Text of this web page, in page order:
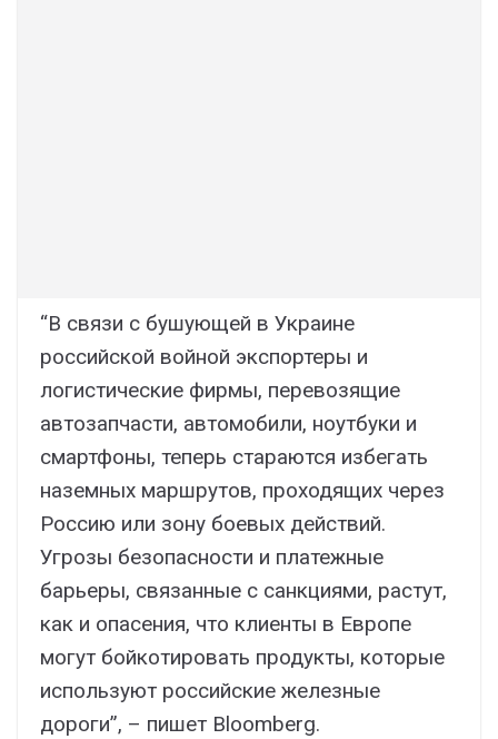
“В связи с бушующей в Украине
российской войной экспортеры и
логистические фирмы, перевозящие
автозапчасти, автомобили, ноутбуки и
смартфоны, теперь стараются избегать
наземных маршрутов, проходящих через
Россию или зону боевых действий.
Угрозы безопасности и платежные
барьеры, связанные с санкциями, растут,
как и опасения, что клиенты в Европе
могут бойкотировать продукты, которые
используют российские железные
дороги”, – пишет Bloomberg.